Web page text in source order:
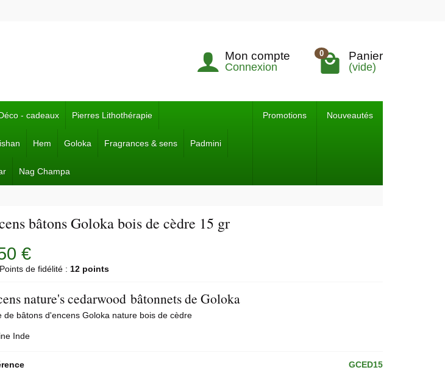
Mon compte
Connexion
0 Panier
(vide)
- cadeaux Pierres Lithothérapie
Hem Goloka Fragrances & sens Padmini
Nag Champa
Promotions Nouveautés
bâtons Goloka bois de cèdre 15 gr
€
Points de fidélité : 12 points
nature's cedarwood bâtonnets de Goloka
de bâtons d'encensGoloka nature bois de cèdre
Inde
GCED15